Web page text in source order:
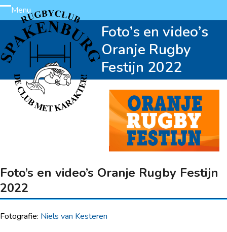
Skip
to
content
Menu
Open
mobile
menu
Close
mobile
menu
Foto’s en video’s
Oranje Rugby
Festijn 2022
Foto’s en video’s Oranje Rugby Festijn
2022
Fotografie: Niels van Kesteren